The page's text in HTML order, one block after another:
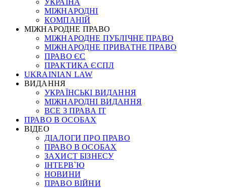
УКРАЇНА
МІЖНАРОДНІ
КОМПАНІЙ
МІЖНАРОДНЕ ПРАВО
МІЖНАРОДНЕ ПУБЛІЧНЕ ПРАВО
МІЖНАРОДНЕ ПРИВАТНЕ ПРАВО
ПРАВО ЄС
ПРАКТИКА ЄСПЛ
UKRAINIAN LAW
ВИДАННЯ
УКРАЇНСЬКІ ВИДАННЯ
МІЖНАРОДНІ ВИДАННЯ
ВСЕ З ПРАВА ІТ
ПРАВО В ОСОБАХ
ВІДЕО
ДІАЛОГИ ПРО ПРАВО
ПРАВО В ОСОБАХ
ЗАХИСТ БІЗНЕСУ
ІНТЕРВ`Ю
НОВИНИ
ПРАВО ВІЙНИ